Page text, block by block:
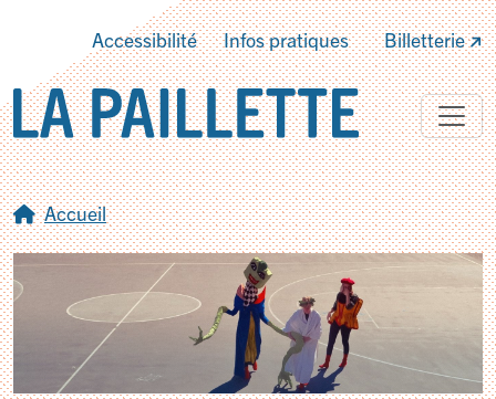
Accessibilité Infos pratiques Billetterie
Accueil